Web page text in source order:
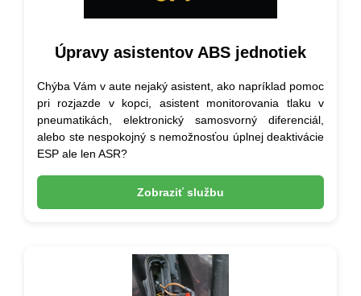
Úpravy asistentov ABS jednotiek
Chýba Vám v aute nejaký asistent, ako napríklad pomoc
pri rozjazde v kopci, asistent monitorovania tlaku v
pneumatikách, elektronický samosvorný diferenciál,
alebo ste nespokojný s nemožnosťou úplnej deaktivácie
ESP ale len ASR?
Zobraziť službu